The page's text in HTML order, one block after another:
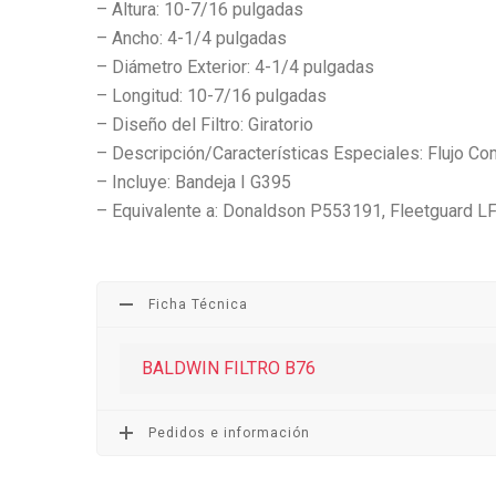
– Altura: 10-7/16 pulgadas
– Ancho: 4-1/4 pulgadas
– Diámetro Exterior: 4-1/4 pulgadas
– Longitud: 10-7/16 pulgadas
– Diseño del Filtro: Giratorio
– Descripción/Características Especiales: Flujo
– Incluye: Bandeja I G395
– Equivalente a: Donaldson P553191, Fleetguard
Ficha Técnica
BALDWIN FILTRO B76
Pedidos e información